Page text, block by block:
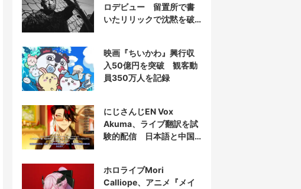
ロデビュー 留置所で書
いたリリックで沈黙を破
映画『ちいかわ』興行収
入50億円を突破 観客動
員350万人を記録
にじさんじEN Vox
Akuma、ライブ翻訳を試
験的配信 日本語と中国
ホロライブMori
Calliope、アニメ『メイ